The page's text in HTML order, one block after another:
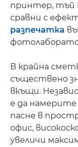
принтер, тъй
сравни с
разпечатка
В крайна
съществено
вкъщи.
е да
пасне в
офис,
увеличи